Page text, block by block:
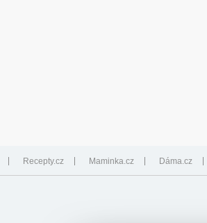
Recepty.cz Maminka.cz Dáma.cz